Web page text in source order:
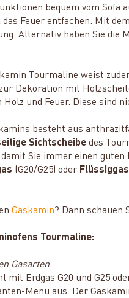
bequem vom Sofa
Feuer entfachen. Mit
Alternativ haben Sie die
Tourmaline weist
Dekoration mit
Holz und Feuer. Diese sind
besteht aus
Sichtscheibe des
Sie immer einen
(G20/G25) oder Flüssiggas
Gaskamin? Dann schauen
Tourmaline:
Gasarten
mit Erdgas G20 und G25
Menü aus. Der